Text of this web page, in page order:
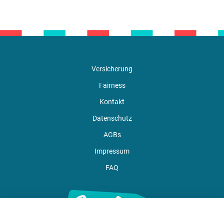
Versicherung
Fairness
Kontakt
Datenschutz
AGBs
Impressum
FAQ